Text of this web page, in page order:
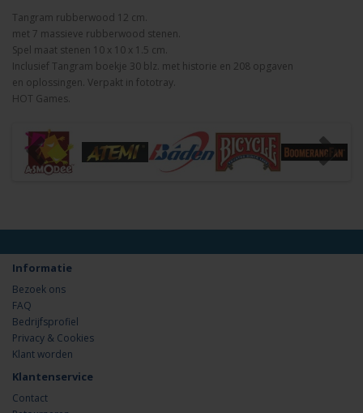
Tangram rubberwood 12 cm.
met 7 massieve rubberwood stenen.
Spel maat stenen 10 x 10 x 1.5 cm.
Inclusief Tangram boekje 30 blz. met historie en 208 opgaven
en oplossingen. Verpakt in fototray.
HOT Games.
Informatie
Bezoek ons
FAQ
Bedrijfsprofiel
Privacy & Cookies
Klant worden
Klantenservice
Contact